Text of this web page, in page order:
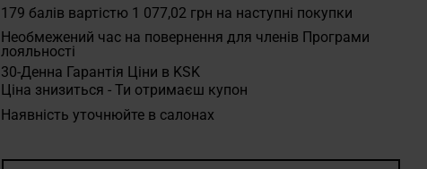
179 балів вартістю 1 077,02 грн на наступні покупки
Необмежений час на повернення для членів Програми
лояльності
30-Денна Гарантія Ціни в KSK
Ціна знизиться - Ти отримаєш купон
Наявність уточнюйте в салонах